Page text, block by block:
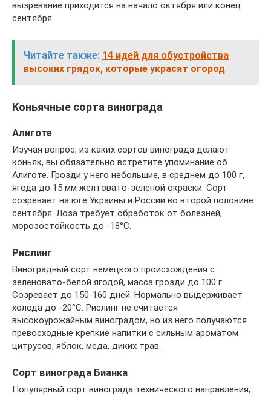
вызревание приходится на начало октября или конец
сентября.
Читайте также: 14 идей для обустройства
высоких грядок, которые украсят огород
Коньячные сорта винограда
Алиготе
Изучая вопрос, из каких сортов винограда делают
коньяк, вы обязательно встретите упоминание об
Алиготе. Грозди у него небольшие, в среднем до 100 г,
ягода до 15 мм желтовато-зеленой окраски. Сорт
созревает на юге Украины и России во второй половине
сентября. Лоза требует обработок от болезней,
морозостойкость до -18°C.
Рислинг
Виноградный сорт немецкого происхождения с
зеленовато-белой ягодой, масса грозди до 100 г.
Созревает до 150-160 дней. Нормально выдерживает
холода до -20°C. Рислинг не считается
высокоурожайным виноградом, но из него получаются
превосходные крепкие напитки с сильным ароматом
цитрусов, яблок, меда, диких трав.
Сорт винограда Бианка
Популярный сорт винограда технического направления,